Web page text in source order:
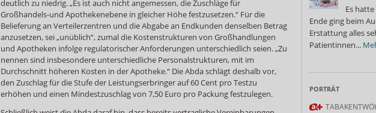
deutlich zu niedrig. „Es ist auch nicht angemessen, die Zuschläge für
Großhandels-und Apothekenebene in gleicher Höhe festzusetzen.“ Für die
Belieferung an Verteilerzentren und die Abgabe an Endkunden denselben Betrag
anzusetzen, sei „unüblich“, zumal die Kostenstrukturen von Großhandlungen
und Apotheken infolge regulatorischer Anforderungen unterschiedlich seien. „Zu
nennen sind insbesondere unterschiedliche Personalstrukturen, mit im
Durchschnitt höheren Kosten in der Apotheke.“ Die Abda schlägt deshalb vor,
den Zuschlag für die Stufe der Leistungserbringer auf 60 Cent pro Testzu
erhöhen und einen Mindestzuschlag von 7,50 Euro pro Packung festzulegen.
Es
Ende ging beim
Erstattung alles
Patientinnen...
PORTRÄT